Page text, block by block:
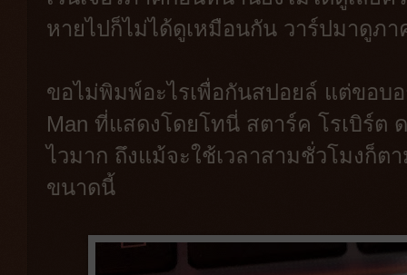
หายไปก็ไม่ได้ดูเหมือนกัน วาร์ปมาดูภา
ขอไม่พิมพ์อะไรเพื่อกันสปอยล์ แต่ขอบ
Man ที่แสดงโดยโทนี่ สตาร์ค โรเบิร์ต
ไวมาก ถึงแม้จะใช้เวลาสามชั่วโมงก็
ขนาดนี้